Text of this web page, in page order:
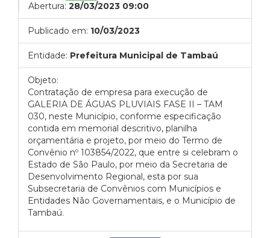
Abertura: 28/03/2023 09:00
Publicado em: 10/03/2023
Entidade: Prefeitura Municipal de Tambaú
Objeto:
Contratação de empresa para execução de
GALERIA DE ÁGUAS PLUVIAIS FASE II – TAM
030, neste Município, conforme especificação
contida em memorial descritivo, planilha
orçamentária e projeto, por meio do Termo de
Convênio nº 103854/2022, que entre si celebram o
Estado de São Paulo, por meio da Secretaria de
Desenvolvimento Regional, esta por sua
Subsecretaria de Convênios com Municípios e
Entidades Não Governamentais, e o Município de
Tambaú.